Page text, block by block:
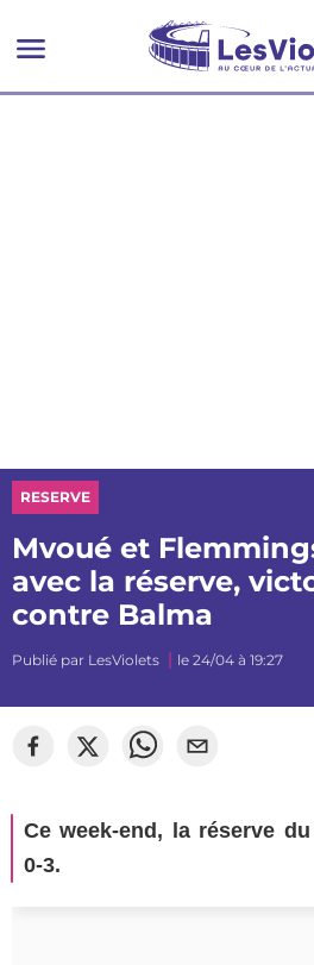
RESERVE
Mvoué et
avec la réserve,
contre Balma
Publié par LesViolets le 24/04 à 19:27
Ce week-end, la réserve
0-3.